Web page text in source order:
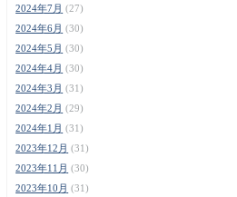
2024年7月 (27)
2024年6月 (30)
2024年5月 (30)
2024年4月 (30)
2024年3月 (31)
2024年2月 (29)
2024年1月 (31)
2023年12月 (31)
2023年11月 (30)
2023年10月 (31)